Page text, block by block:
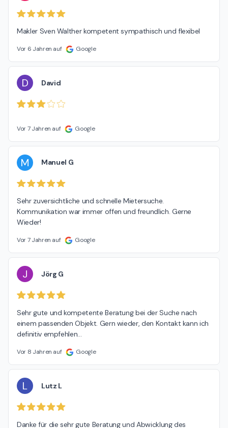
Makler Sven Walther kompetent sympathisch und flexibel
Vor 6 Jahren auf Google
D David
Vor 7 Jahren auf Google
M Manuel G
Sehr zuversichtliche und schnelle Mietersuche.
Kommunikation war immer offen und freundlich. Gerne
Wieder!
Vor 7 Jahren auf Google
J Jörg G
Sehr gute und kompetente Beratung bei der Suche nach
einem passenden Objekt. Gern wieder, den Kontakt kann ich
definitiv empfehlen...
Vor 8 Jahren auf Google
L Lutz L
Danke für die sehr gute Beratung und Abwicklung des